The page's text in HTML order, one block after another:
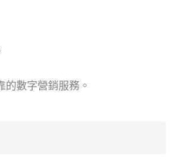
的數字營銷服務。